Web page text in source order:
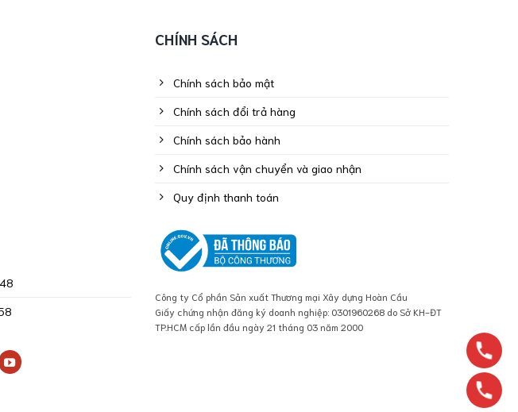
CHÍNH SÁCH
Chính sách bảo mật
Chính sách đổi trả hàng
Chính sách bảo hành
Chính sách vận chuyển và giao nhận
Quy định thanh toán
Công ty Cổ phần Sản xuất Thương mại Xây dựng Hoàn Cầu
Giấy chứng nhận đăng ký doanh nghiệp: 0301960268 do Sở KH-ĐT
TP.HCM cấp lần đầu ngày 21 tháng 03 năm 2000